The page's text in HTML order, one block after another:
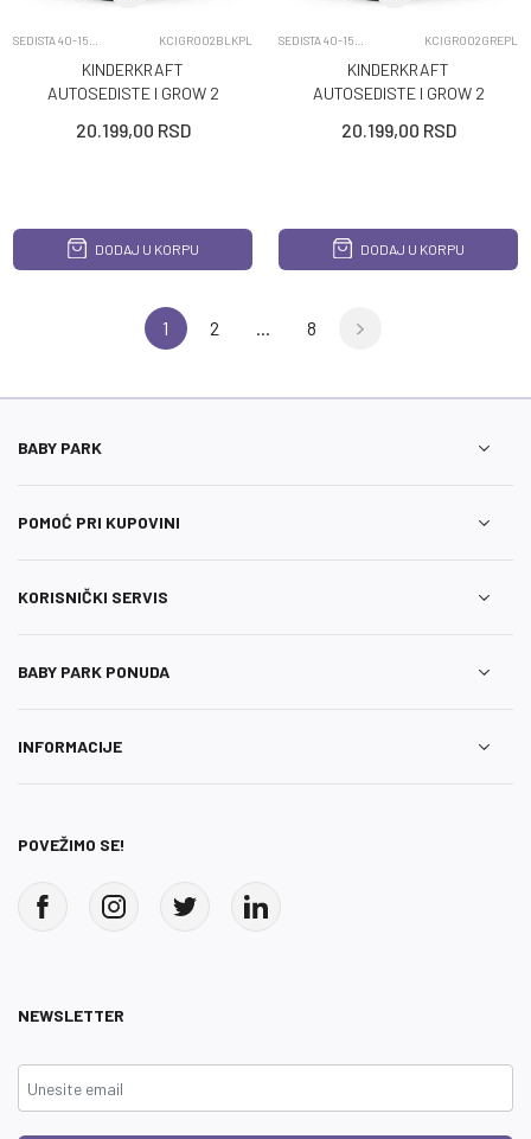
KCIGRO02BLKPL
KINDERKRAFT
AUTOSEDISTE I GROW 2
BLACK
20.199,00 RSD
DODAJ U KORPU
KCIGRO02GREPL
KINDERKRAFT
AUTOSEDISTE I GROW 2
GREEN
20.199,00 RSD
DODAJ U KORPU
1 2 ... 8
BABY PARK
POMOĆ PRI KUPOVINI
KORISNIČKI SERVIS
BABY PARK PONUDA
INFORMACIJE
POVEŽIMO SE!
NEWSLETTER